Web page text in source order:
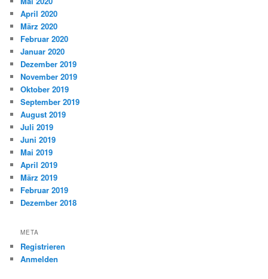
April 2020
März 2020
Februar 2020
Januar 2020
Dezember 2019
November 2019
Oktober 2019
September 2019
August 2019
Juli 2019
Juni 2019
Mai 2019
April 2019
März 2019
Februar 2019
Dezember 2018
META
Registrieren
Anmelden